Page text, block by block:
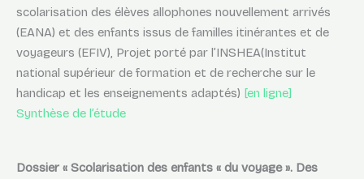
scolarisation des élèves allophones nouvellement arrivés
(EANA) et des enfants issus de familles itinérantes et de
voyageurs (EFIV), Projet porté par l’INSHEA(Institut
national supérieur de formation et de recherche sur le
handicap et les enseignements adaptés) [en ligne]
Synthèse de l’étude
Dossier « Scolarisation des enfants « du voyage ». Des